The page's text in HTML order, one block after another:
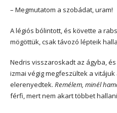
– Megmutatom a szobádat, uram!
A légiós bólintott, és követte a
mögöttük, csak távozó lépteik
Nedris visszaroskadt az ágyba,
izmai végig megfeszültek a
elerenyedtek. Remélem, minél
férfi, mert nem akart többet